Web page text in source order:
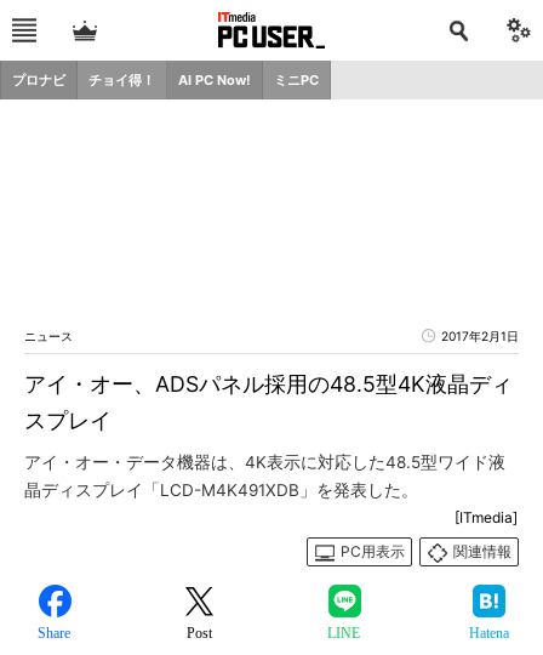
プロナビ チョイ得！ AI PC Now! ミニPC
ニュース 2017年2月1日
アイ・オー、ADSパネル採用の48.5型4K液晶ディ
スプレイ
アイ・オー・データ機器は、4K表示に対応した48.5型ワイド液
晶ディスプレイ「LCD-M4K491XDB」を発表した。
[ITmedia]
PC用表示
関連情報
Share Post LINE Hatena